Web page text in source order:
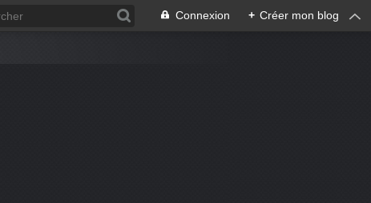
Connexion + Créer mon blog